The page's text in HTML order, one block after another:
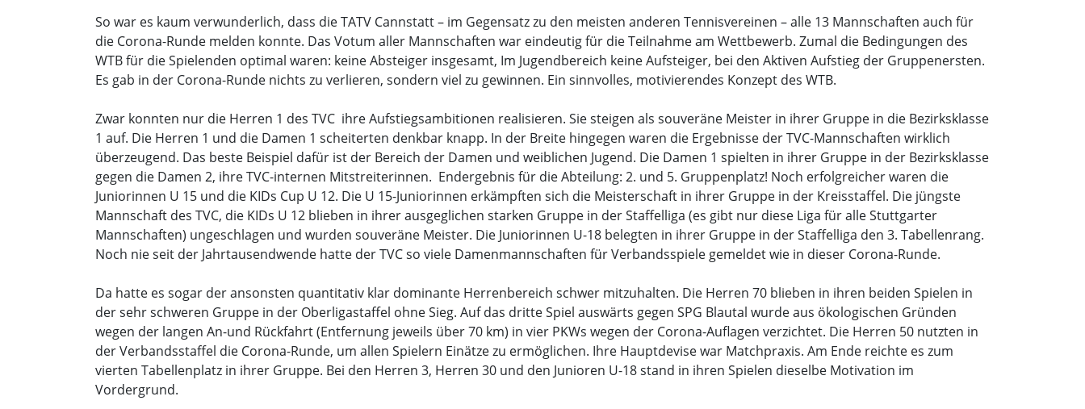
So war es kaum verwunderlich, dass die TATV Cannstatt – im Gegensatz zu den meisten anderen Tennisvereinen – alle 13 Mannschaften auch für
die Corona-Runde melden konnte. Das Votum aller Mannschaften war eindeutig für die Teilnahme am Wettbewerb. Zumal die Bedingungen des
WTB für die Spielenden optimal waren: keine Absteiger insgesamt, Im Jugendbereich keine Aufsteiger, bei den Aktiven Aufstieg der Gruppenersten.
Es gab in der Corona-Runde nichts zu verlieren, sondern viel zu gewinnen. Ein sinnvolles, motivierendes Konzept des WTB.
Zwar konnten nur die Herren 1 des TVC ihre Aufstiegsambitionen realisieren. Sie steigen als souveräne Meister in ihrer Gruppe in die Bezirksklasse
1 auf. Die Herren 1 und die Damen 1 scheiterten denkbar knapp. In der Breite hingegen waren die Ergebnisse der TVC-Mannschaften wirklich
überzeugend. Das beste Beispiel dafür ist der Bereich der Damen und weiblichen Jugend. Die Damen 1 spielten in ihrer Gruppe in der Bezirksklasse
gegen die Damen 2, ihre TVC-internen Mitstreiterinnen. Endergebnis für die Abteilung: 2. und 5. Gruppenplatz! Noch erfolgreicher waren die
Juniorinnen U 15 und die KIDs Cup U 12. Die U 15-Juniorinnen erkämpften sich die Meisterschaft in ihrer Gruppe in der Kreisstaffel. Die jüngste
Mannschaft des TVC, die KIDs U 12 blieben in ihrer ausgeglichen starken Gruppe in der Staffelliga (es gibt nur diese Liga für alle Stuttgarter
Mannschaften) ungeschlagen und wurden souveräne Meister. Die Juniorinnen U-18 belegten in ihrer Gruppe in der Staffelliga den 3. Tabellenrang.
Noch nie seit der Jahrtausendwende hatte der TVC so viele Damenmannschaften für Verbandsspiele gemeldet wie in dieser Corona-Runde.
Da hatte es sogar der ansonsten quantitativ klar dominante Herrenbereich schwer mitzuhalten. Die Herren 70 blieben in ihren beiden Spielen in
der sehr schweren Gruppe in der Oberligastaffel ohne Sieg. Auf das dritte Spiel auswärts gegen SPG Blautal wurde aus ökologischen Gründen
wegen der langen An-und Rückfahrt (Entfernung jeweils über 70 km) in vier PKWs wegen der Corona-Auflagen verzichtet. Die Herren 50 nutzten in
der Verbandsstaffel die Corona-Runde, um allen Spielern Einätze zu ermöglichen. Ihre Hauptdevise war Matchpraxis. Am Ende reichte es zum
vierten Tabellenplatz in ihrer Gruppe. Bei den Herren 3, Herren 30 und den Junioren U-18 stand in ihren Spielen dieselbe Motivation im
Vordergrund.